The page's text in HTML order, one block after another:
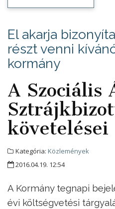
El akarja
részt venni
kormány
A Szociális
követelései
Kategória: Közlemények
2016.04.19. 12:54
A Kormány tegnapi
évi költségvetési